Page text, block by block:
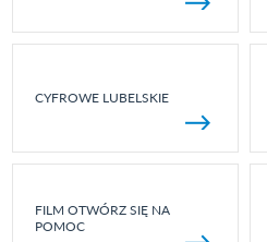
CYFROWE LUBELSKIE
FILM OTWÓRZ SIĘ NA
POMOC